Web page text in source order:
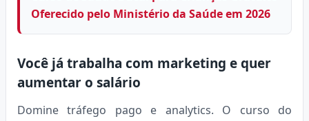
Oferecido pelo Ministério da Saúde em 2026
Você já trabalha com marketing e quer
aumentar o salário
Domine tráfego pago e analytics. O curso do